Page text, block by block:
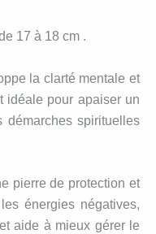
17 à 18 cm .
la clarté mentale et
idéale pour apaiser un
démarches spirituelles
pierre de protection et
énergies négatives,
aide à mieux gérer le